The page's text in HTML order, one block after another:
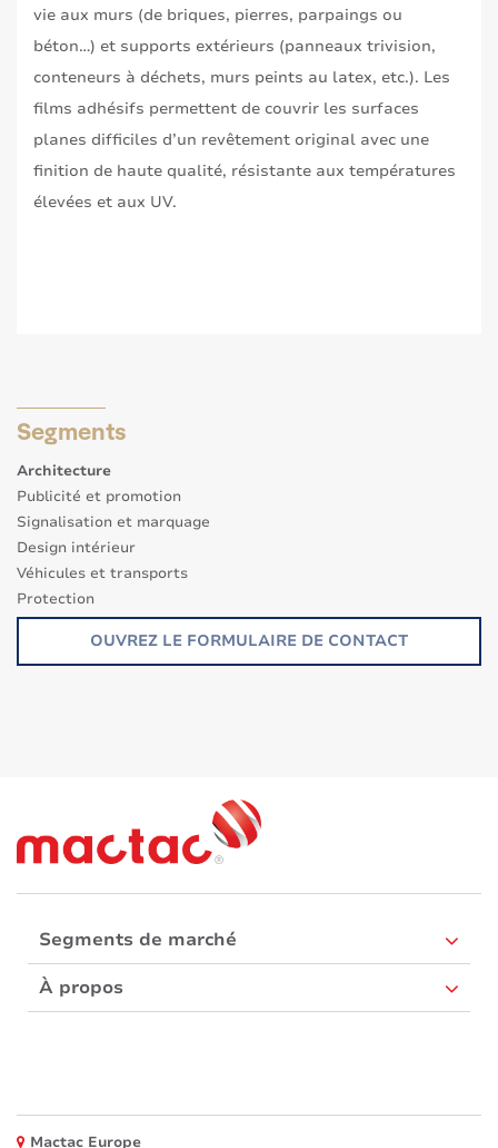
vie aux murs (de briques, pierres, parpaings ou
béton…) et supports extérieurs (panneaux trivision,
conteneurs à déchets, murs peints au latex, etc.). Les
films adhésifs permettent de couvrir les surfaces
planes difficiles d’un revêtement original avec une
finition de haute qualité, résistante aux températures
élevées et aux UV.
Segments
Architecture
Publicité et promotion
Signalisation et marquage
Design intérieur
Véhicules et transports
Protection
Autres Applications
Solutions eco -responsables
OUVREZ LE FORMULAIRE DE CONTACT
Segments de marché
À propos
Mactac Europe